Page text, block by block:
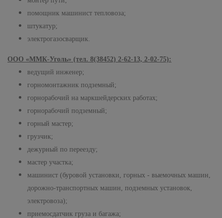
помощник машинист тепловоза;
штукатур;
электрогазосварщик.
ООО «ММК-Уголь» (тел. 8(38452) 2-62-13, 2-02-75):
ведущий инженер;
горномонтажник подземный;
горнорабочий на маркшейдерских работах;
горнорабочий подземный;
горный мастер;
грузчик;
дежурный по переезду;
мастер участка;
машинист (буровой установки, горных - выемочных машин,
дорожно-транспортных машин, подземных установок,
электровоза);
приемосдатчик груза и багажа;